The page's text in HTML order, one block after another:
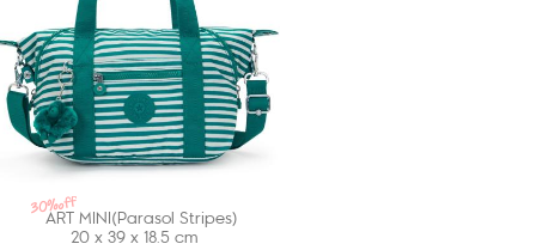
30%off
ART MINI(Parasol Stripes)
20 x 39 x 18.5 cm